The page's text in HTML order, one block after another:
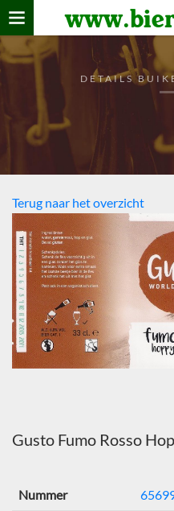
Home
verzamelen
De bierkaart
Bezoekers
DETAILS
Terug naar het overzicht
Gusto Fumo Rosso
Nummer